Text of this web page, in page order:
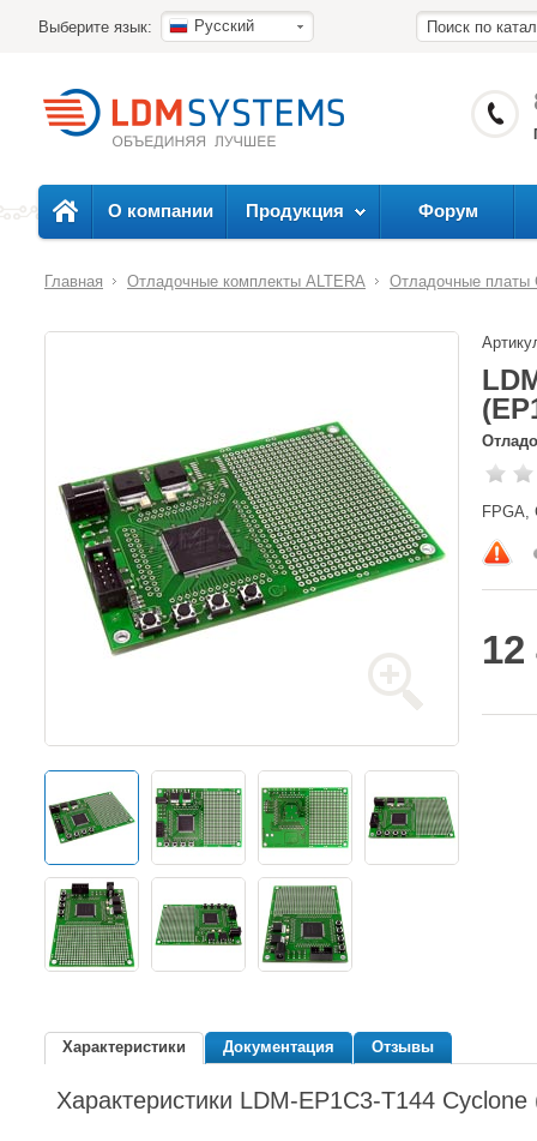
Выберите язык: Русский
О компании Продукция Форум
Главная Отладочные комплекты ALTERA Отладочные платы
FPGA,
Характеристики Документация Отзывы
Характеристики LDM-EP1C3-T144